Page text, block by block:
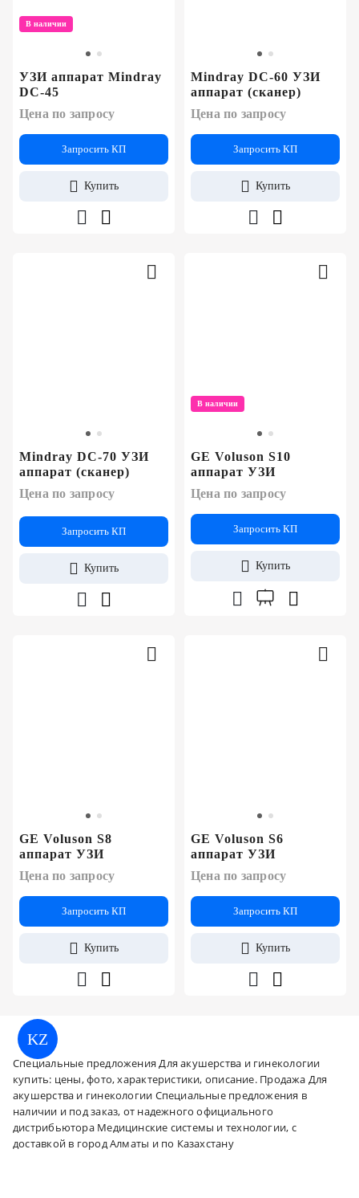
KZ
В наличии
УЗИ аппарат Mindray
DC-45
Цена по запросу
Запросить КП
Купить
Mindray DC-60 УЗИ
аппарат (сканер)
Цена по запросу
Запросить КП
Купить
Mindray DC-70 УЗИ
аппарат (сканер)
Цена по запросу
Запросить КП
Купить
В наличии
GE Voluson S10
аппарат УЗИ
Цена по запросу
Запросить КП
Купить
GE Voluson S8
аппарат УЗИ
Цена по запросу
Запросить КП
Купить
GE Voluson S6
аппарат УЗИ
Цена по запросу
Запросить КП
Купить
Специальные предложения Для акушерства и гинекологии
купить: цены, фото, характеристики, описание. Продажа Для
акушерства и гинекологии Специальные предложения в
наличии и под заказ, от надежного официального
дистрибьютора Медицинские системы и технологии, с
доставкой в город Алматы и по Казахстану